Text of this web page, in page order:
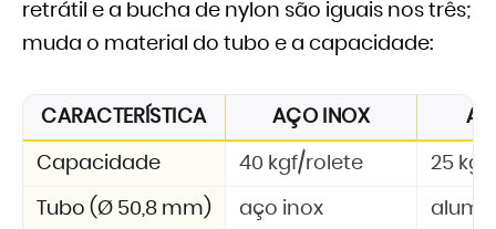
retrátil e a bucha de nylon são iguais nos três;
muda o material do tubo e a capacidade:
CARACTERÍSTICA AÇO INOX
Capacidade 40 kgf/rolete 25
Tubo (Ø 50,8 mm) aço inox